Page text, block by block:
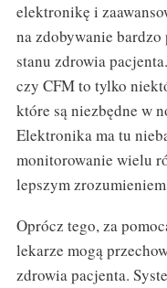
elektronikę i
na zdobywanie
stanu zdrowia
czy CFM to tylko
które są niezbędne w
Elektronika ma tu
monitorowanie wielu
lepszym
Oprócz tego, za
lekarze mogą
zdrowia pacjenta.